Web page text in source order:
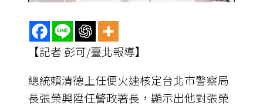
【記者 彭可/臺北報導】
總統賴清德上任便火速核定台北市警察局
長張榮興陞任警政署長，顯示出他對張榮